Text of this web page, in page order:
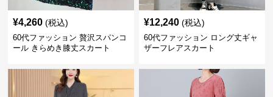
¥4,260 (税込)
60代ファッション 贅沢スパンコ
ール きらめき膝丈スカート
¥12,240 (税込)
60代ファッション ロング丈ギャ
ザーフレアスカート